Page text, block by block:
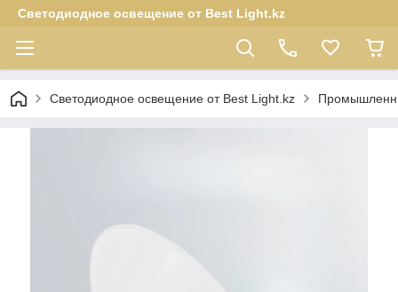
Светодиодное освещение от Best Light.kz
Светодиодное освещение от Best Light.kz